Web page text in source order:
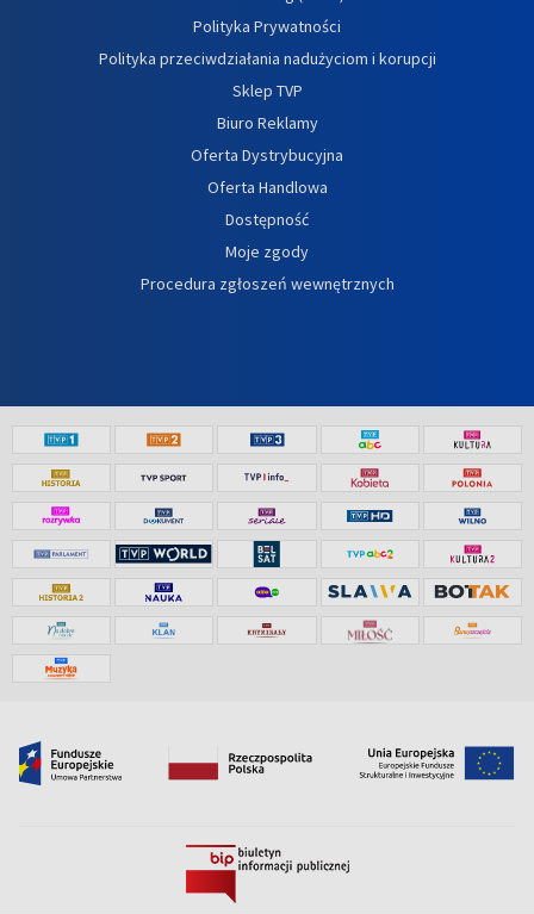
Polityka Prywatności
Polityka przeciwdziałania nadużyciom i korupcji
Sklep TVP
Biuro Reklamy
Oferta Dystrybucyjna
Oferta Handlowa
Dostępność
Moje zgody
Procedura zgłoszeń wewnętrznych